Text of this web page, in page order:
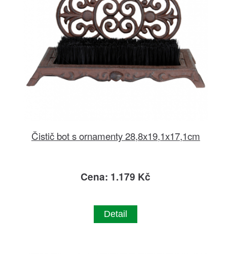
Čistič bot s ornamenty 28,8x19,1x17,1cm
Cena: 1.179 Kč
Detail